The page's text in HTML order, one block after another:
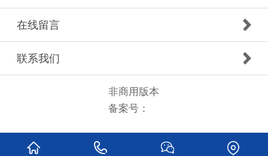
在线留言
联系我们
非商用版本
备案号：